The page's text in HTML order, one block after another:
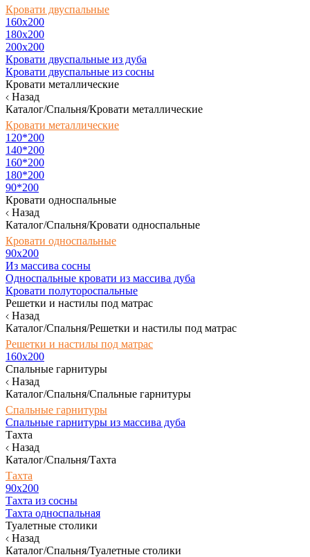
Кровати двуспальные
160х200
180x200
200x200
Кровати двуспальные из дуба
Кровати двуспальные из сосны
Кровати металлические
Назад
Каталог/Спальня/Кровати металлические
Кровати металлические
120*200
140*200
160*200
180*200
90*200
Кровати односпальные
Назад
Каталог/Спальня/Кровати односпальные
Кровати односпальные
90х200
Из массива сосны
Односпальные кровати из массива дуба
Кровати полутороспальные
Решетки и настилы под матрас
Назад
Каталог/Спальня/Решетки и настилы под матрас
Решетки и настилы под матрас
160х200
Спальные гарнитуры
Назад
Каталог/Спальня/Спальные гарнитуры
Спальные гарнитуры
Спальные гарнитуры из массива дуба
Тахта
Назад
Каталог/Спальня/Тахта
Тахта
90х200
Тахта из сосны
Тахта односпальная
Туалетные столики
Назад
Каталог/Спальня/Туалетные столики